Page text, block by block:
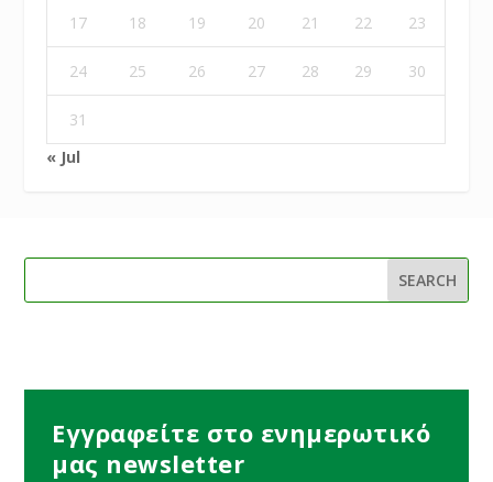
17 18 19 20 21 22 23
24 25 26 27 28 29 30
31
« Jul
Εγγραφείτε στο ενημερωτικό
μας newsletter